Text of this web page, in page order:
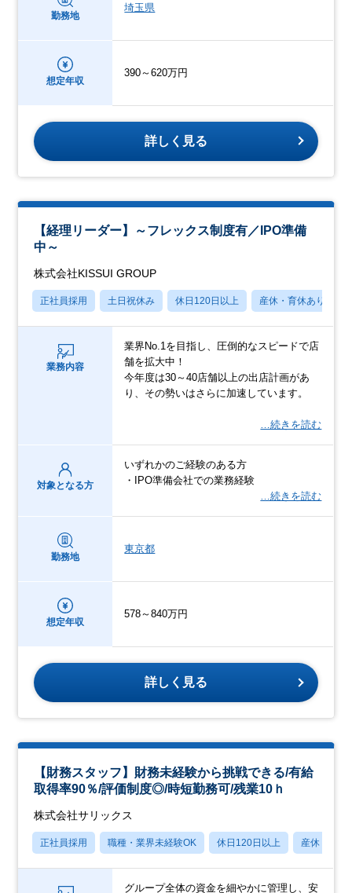
勤務地
埼玉県
想定年収
390～620万円
詳しく見る
【経理リーダー】～フレックス制度有／IPO準備
中～
株式会社KISSUI GROUP
正社員採用 土日祝休み 休日120日以上 産休・育休あり
業務内容
業界No.1を目指し、圧倒的なスピードで店
舗を拡大中！
今年度は30～40店舗以上の出店計画があ
り、その勢いはさらに加速しています。
…続きを読む
対象となる方
いずれかのご経験のある方
・IPO準備会社での業務経験
…続きを読む
勤務地
東京都
想定年収
578～840万円
詳しく見る
【財務スタッフ】財務未経験から挑戦できる/有給
取得率90％/評価制度◎/時短勤務可/残業10ｈ
株式会社サリックス
正社員採用 職種・業界未経験OK 休日120日以上 産休・育休
グループ全体の資金を細やかに管理し、安